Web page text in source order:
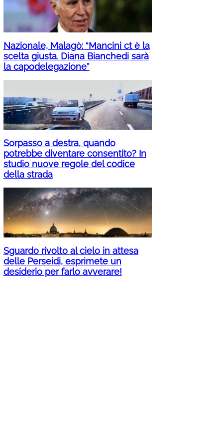
Nazionale, Malagò: “Mancini ct è la
scelta giusta. Diana Bianchedi sarà
la capodelegazione”
Sorpasso a destra, quando
potrebbe diventare consentito? In
studio nuove regole del codice
della strada
Sguardo rivolto al cielo in attesa
delle Perseidi, esprimete un
desiderio per farlo avverare!